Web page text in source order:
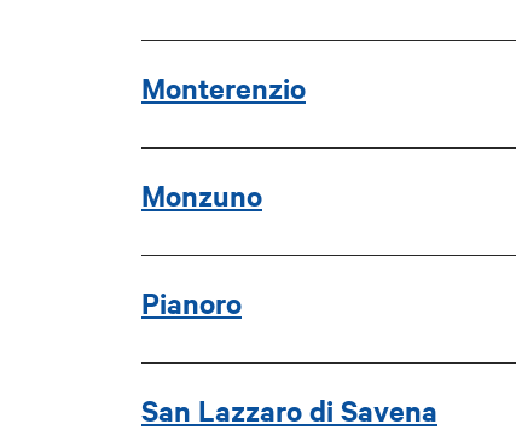
Monterenzio
Monzuno
Pianoro
San Lazzaro di Savena